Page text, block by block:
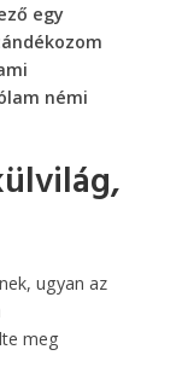
egy
némi
ugyan az
meg